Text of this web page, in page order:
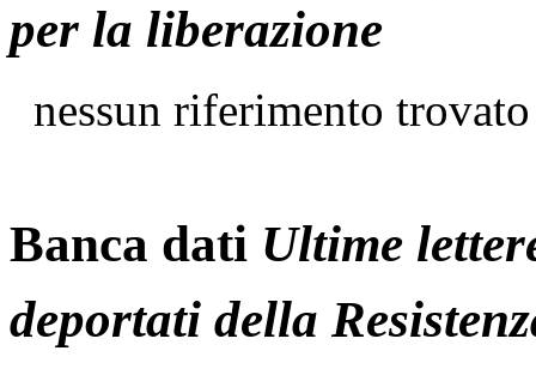
per la liberazione
nessun riferimento trovato
Banca dati Ultime
deportati della